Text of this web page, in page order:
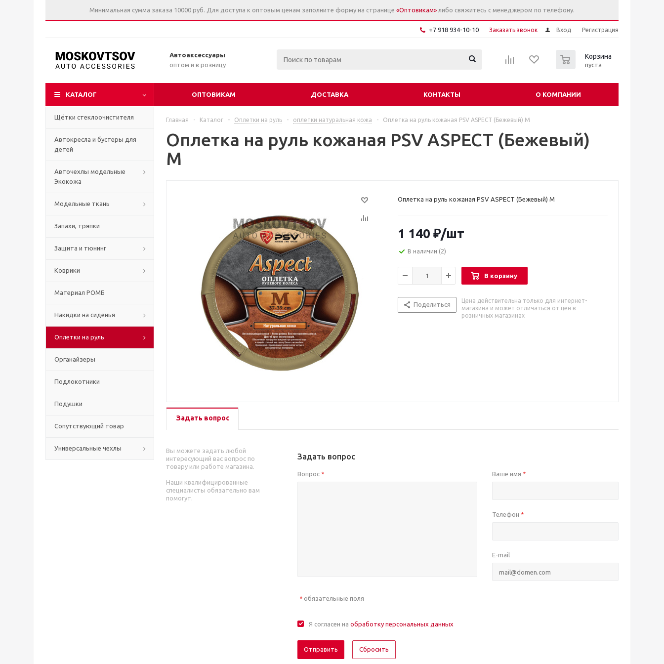
Минимальная сумма заказа 10000 руб. Для доступа к оптовым ценам заполните форму на странице «Оптовикам» либо свяжитесь с менеджером по телефону.
Вход Регистрация
+7 918 934-10-10 Заказать звонок
Автоаксессуары
оптом и в розницу
Корзина
пуста
КАТАЛОГ ОПТОВИКАМ ДОСТАВКА КОНТАКТЫ О КОМПАНИИ
Щётки стеклоочистителя
Автокресла и бустеры для
детей
Авточехлы модельные
Экокожа
Модельные ткань
Запахи, тряпки
Защита и тюнинг
Коврики
Материал РОМБ
Накидки на сиденья
Оплетки на руль
Органайзеры
Подлокотники
Подушки
Сопутствующий товар
Универсальные чехлы
Главная - Каталог - Оплетки на руль - оплетки натуральная кожа - Оплетка на руль кожаная PSV ASPECT (Бежевый) M
Оплетка на руль кожаная PSV ASPECT (Бежевый)
M
Оплетка на руль кожаная PSV ASPECT (Бежевый) M
1 140 ₽/шт
В наличии (2)
В корзину
Поделиться
Цена действительна только для интернет-
магазина и может отличаться от цен в
розничных магазинах
Задать вопрос
Вы можете задать любой
интересующий вас вопрос по
товару или работе магазина.
Наши квалифицированные
специалисты обязательно вам
помогут.
Задать вопрос
Вопрос * Ваше имя *
Телефон *
E-mail
*обязательные поля
Я согласен на обработку персональных данных
Отправить Сбросить